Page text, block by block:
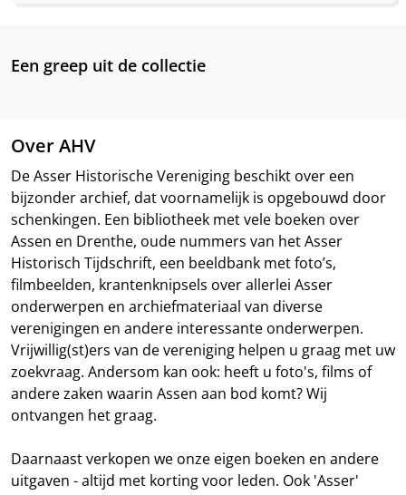
Een greep uit de collectie
Over AHV
De Asser Historische Vereniging beschikt over een
bijzonder archief, dat voornamelijk is opgebouwd door
schenkingen. Een bibliotheek met vele boeken over
Assen en Drenthe, oude nummers van het Asser
Historisch Tijdschrift, een beeldbank met foto’s,
filmbeelden, krantenknipsels over allerlei Asser
onderwerpen en archiefmateriaal van diverse
verenigingen en andere interessante onderwerpen.
Vrijwillig(st)ers van de vereniging helpen u graag met uw
zoekvraag. Andersom kan ook: heeft u foto's, films of
andere zaken waarin Assen aan bod komt? Wij
ontvangen het graag.
Daarnaast verkopen we onze eigen boeken en andere
uitgaven - altijd met korting voor leden. Ook 'Asser'